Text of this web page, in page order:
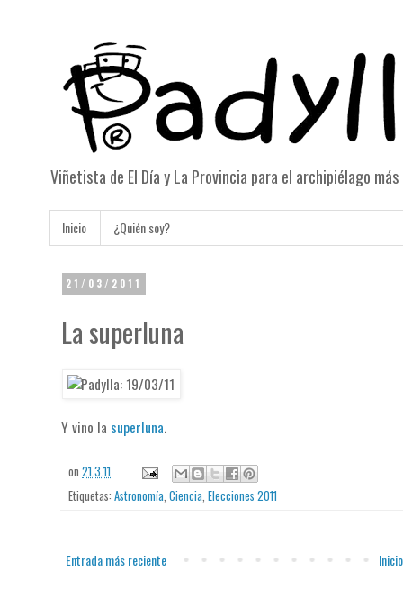
Viñetista de El Día y La Provincia para el archipiélago
Inicio ¿Quién soy?
21/03/2011
La superluna
Y vino la superluna.
on21.3.11
Etiquetas:Astronomía,Ciencia,Elecciones 2011
Entrada más reciente Inicio